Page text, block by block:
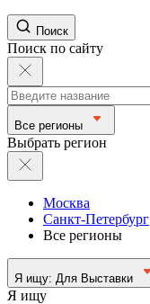
Поиск
Поиск по сайту
Все регионы
Выбрать регион
Москва
Санкт-Петербург
Все регионы
Я ищу: Для Выставки
Я ищу